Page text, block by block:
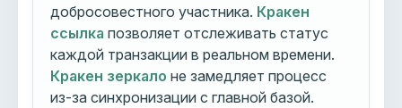
добросовестного участника. Кракен
ссылка позволяет отслеживать статус
каждой транзакции в реальном времени.
Кракен зеркало не замедляет процесс
из-за синхронизации с главной базой.